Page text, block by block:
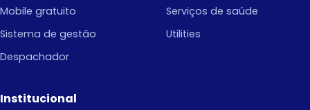
Mobile gratuito
Sistema de gestão
Despachador
Serviços de saúde
Utilities
Institucional